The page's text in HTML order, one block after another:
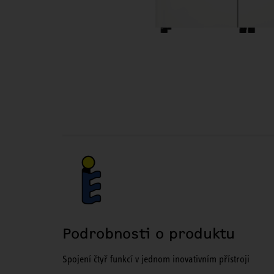
Podrobnosti o produktu
Spojení čtyř funkcí v jednom inovativním přístroji